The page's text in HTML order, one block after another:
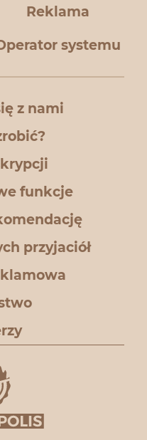
Reklama
systemu
z nami
funkcje
przyjaciół